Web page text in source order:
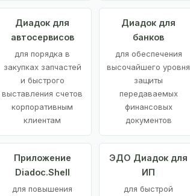
Диадок для
автосервисов
для порядка в
закупках запчастей
и быстрого
выставления счетов
корпоративным
клиентам
Диадок для
банков
для обеспечения
высочайшего уровня
защиты
передаваемых
финансовых
документов
Приложение
Diadoc.Shell
для повышения
ЭДО Диадок для
ИП
для быстрой